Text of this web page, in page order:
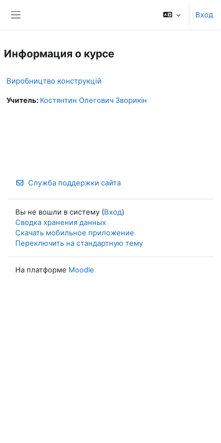
Вход
Информация о курсе
Виробництво конструкцій
Учитель: Костянтин Олегович Зворикін
Служба поддержки сайта
Вы не вошли в систему (Вход)
Сводка хранения данных
Скачать мобильное приложение
Переключить на стандартную тему
На платформе Moodle